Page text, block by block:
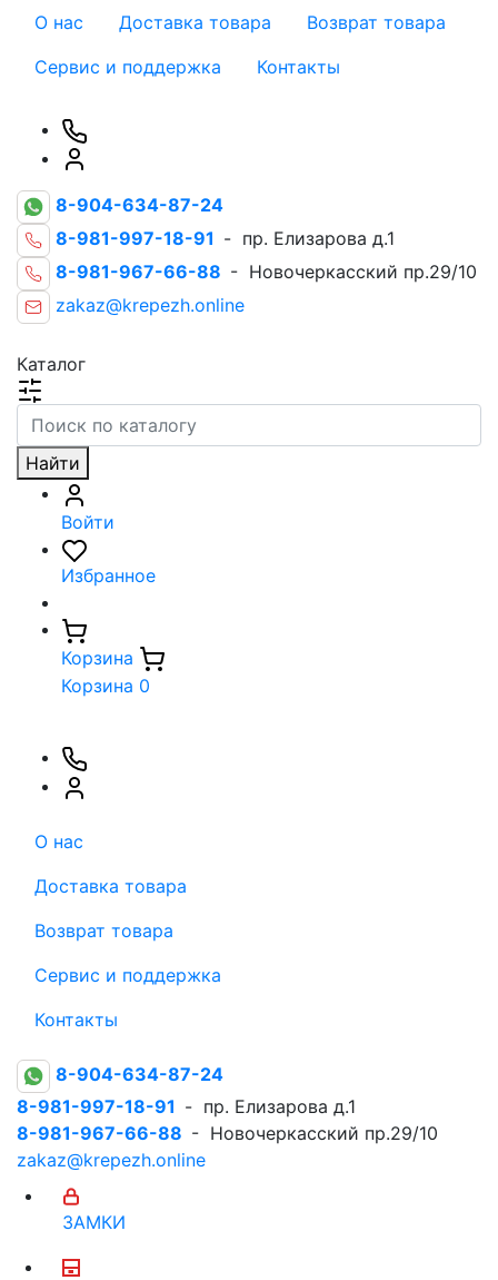
О нас Доставка товара
Возврат товара
Сервис и поддержка
Контакты
8-904-634-87-24
8-981-997-18-91 - пр. Елизарова д.1
8-981-967-66-88 - Новочеркасский пр.29/10
zakaz@krepezh.online
Каталог
Найти
Войти
Избранное
Корзина
Корзина 0
О нас
Доставка товара
Возврат товара
Сервис и поддержка
Контакты
8-904-634-87-24
8-981-997-18-91 - пр. Елизарова д.1
8-981-967-66-88 - Новочеркасский пр.29/10
zakaz@krepezh.online
ЗАМКИ